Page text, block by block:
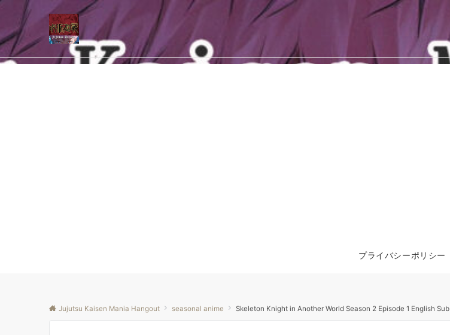
プライバシーポリシー
Jujutsu Kaisen Mania Hangout seasonal anime Skeleton Knight in Another World Season 2 Episode 1 English Sub